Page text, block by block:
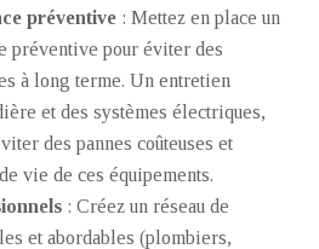
préventive : Mettez en place un
préventive pour éviter des
à long terme. Un entretien
et des systèmes électriques,
des pannes coûteuses et
vie de ces équipements.
: Créez un réseau de
et abordables (plombiers,